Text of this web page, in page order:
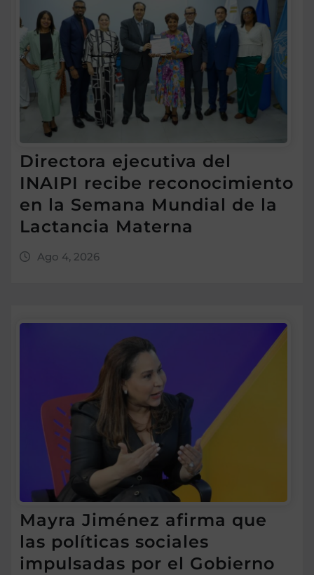
Directora ejecutiva del
INAIPI recibe reconocimiento
en la Semana Mundial de la
Lactancia Materna
Ago 4, 2026
Mayra Jiménez afirma que
las políticas sociales
impulsadas por el Gobierno